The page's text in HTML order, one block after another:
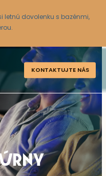
letnú dovolenku s bazénmi,
KONTAKTUJTE NÁS